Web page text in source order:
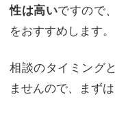
性は高いですので
をおすすめします。
相談のタイミング
ませんので、まず